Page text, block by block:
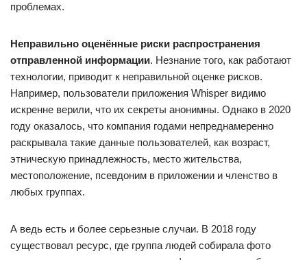
проблемах.
Неправильно оценённые риски распространения
отправленной информации. Незнание того, как работают
технологии, приводит к неправильной оценке рисков.
Например, пользователи приложения Whisper видимо
искренне верили, что их секреты анонимны. Однако в 2020
году оказалось, что компания годами непреднамеренно
раскрывала такие данные пользователей, как возраст,
этническую принадлежность, место жительства,
местоположение, псевдоним в приложении и членство в
любых группах.
А ведь есть и более серьезные случаи. В 2018 году
существовал ресурс, где группа людей собирала фото